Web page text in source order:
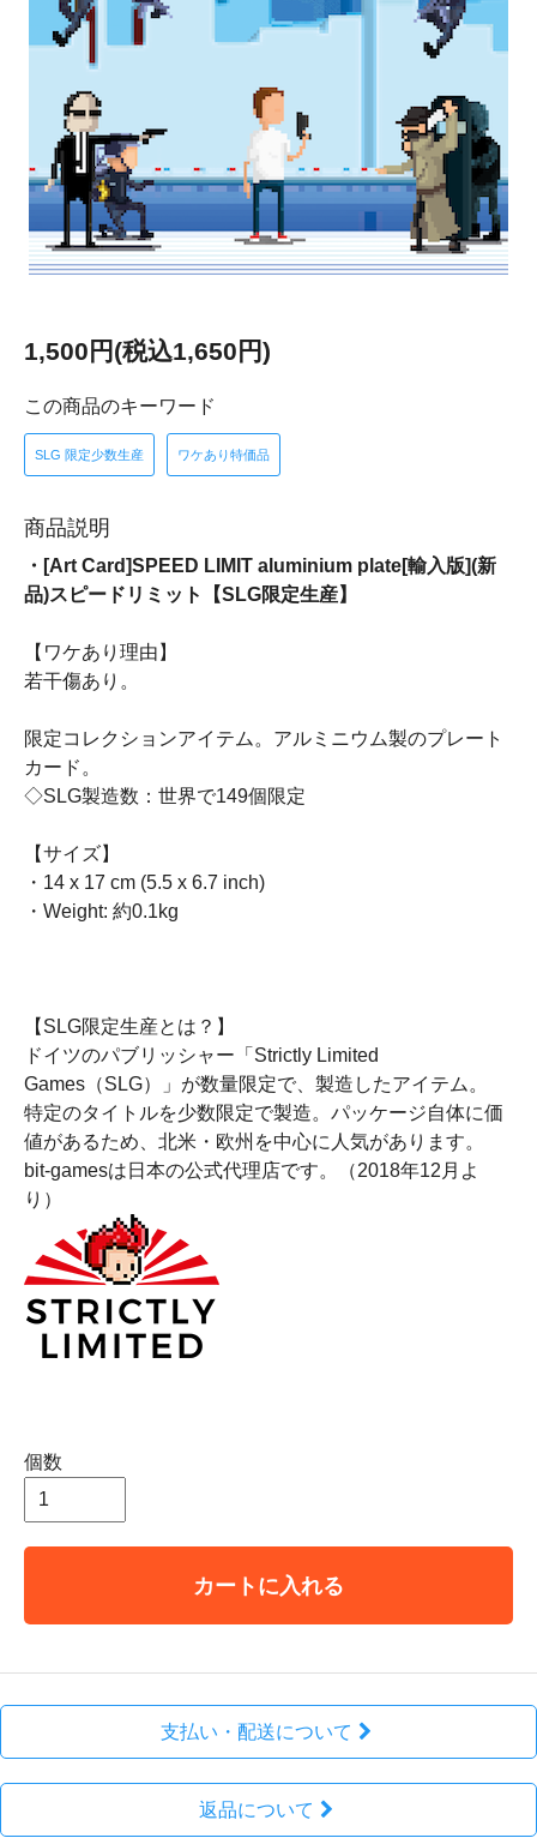
1,500円(税込1,650円)
この商品のキーワード
SLG 限定少数生産 ワケあり特価品
商品説明
・[Art Card]SPEED LIMIT aluminium plate[輸入版](新
品)スピードリミット【SLG限定生産】
【ワケあり理由】
若干傷あり。
限定コレクションアイテム。アルミニウム製のプレート
カード。
◇SLG製造数：世界で149個限定
【サイズ】
・14 x 17 cm (5.5 x 6.7 inch)
・Weight: 約0.1kg
【SLG限定生産とは？】
ドイツのパブリッシャー「Strictly Limited
Games（SLG）」が数量限定で、製造したアイテム。
特定のタイトルを少数限定で製造。パッケージ自体に価
値があるため、北米・欧州を中心に人気があります。
bit-gamesは日本の公式代理店です。（2018年12月よ
り）
個数
カートに入れる
支払い・配送について
返品について